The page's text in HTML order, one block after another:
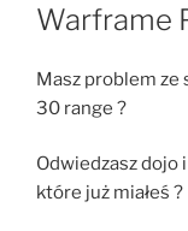
Warframe
Masz problem ze
30 range ?
Odwiedzasz dojo
które już miałeś ?